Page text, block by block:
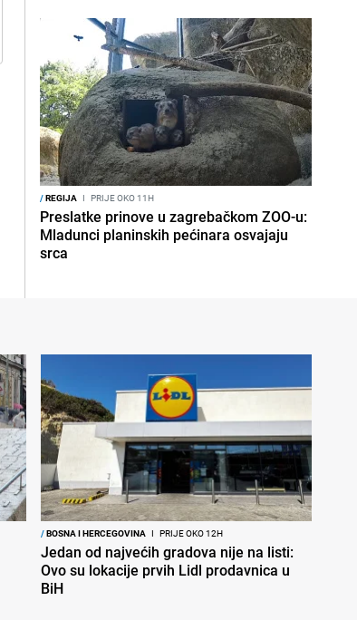
/REGIJA I PRIJE OKO 11H
Preslatke prinove u zagrebačkom ZOO-u:
Mladunci planinskih pećinara osvajaju
srca
/BOSNA I HERCEGOVINA I PRIJE OKO 12H
Jedan od najvećih gradova nije na listi:
Ovo su lokacije prvih Lidl prodavnica u
BiH